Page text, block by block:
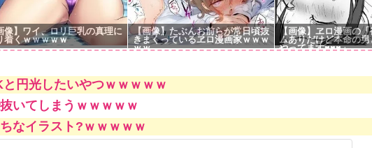
像】ワイ、ロリ巨乳の真理に
着くｗｗｗｗｗ
【画像】たぶんお前らが常日頃抜
きまくっているヱロ漫画家ｗｗｗ
ｗｗ
【画像】ヱロ漫画の
ムありだけど本命の
やってます♥♥♥」
円光したいやつｗｗｗｗｗ
いてしまうｗｗｗｗｗ
なイラスト?ｗｗｗｗｗ